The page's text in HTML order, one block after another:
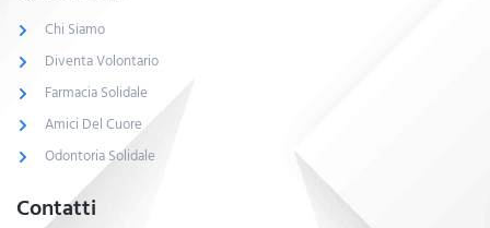
Chi Siamo
Diventa Volontario
Farmacia Solidale
Amici Del Cuore
Odontoria Solidale
Contatti